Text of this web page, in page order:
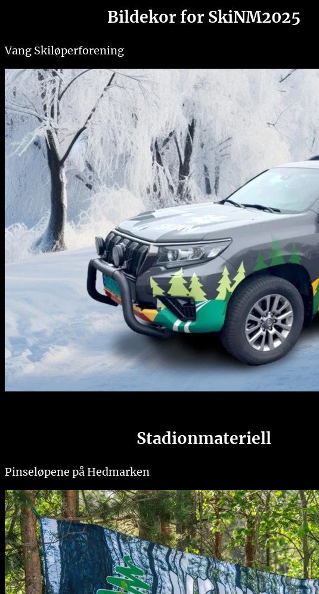
Bildekor for SkiNM2025
Vang Skiløperforening
Stadionmateriell
Pinseløpene på Hedmarken